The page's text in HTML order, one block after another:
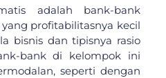
adalah bank-bank
profitabilitasnya kecil
bisnis dan tipisnya rasio
bank di kelompok ini
seperti dengan